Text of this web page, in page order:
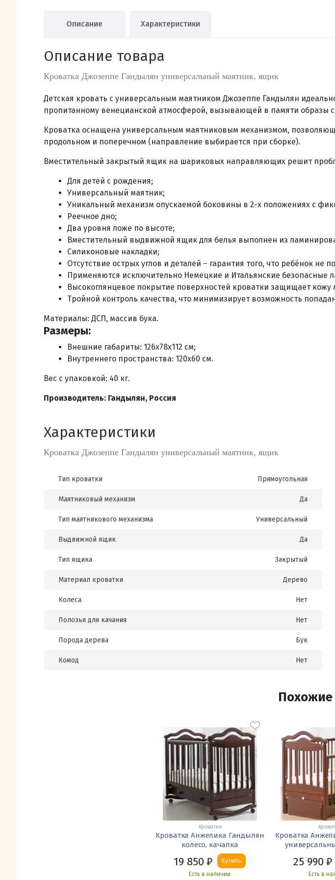
Описание Характеристики
Описание товара
Кроватка Джозеппе Гандылян универсальный маятник, ящик
Детская кровать с универсальным маятником Джозеппе Гандылян
пропитанному венецианской атмосферой, вызывающей в памяти образы
Кроватка оснащена универсальным маятниковым механизмом,
продольном и поперечном (направление выбирается при сборке).
Вместительный закрытый ящик на шариковых направляющих решит
Для детей с рождения;
Универсальный маятник;
Уникальный механизм опускаемой боковины в 2-х положениях с
Реечное дно;
Два уровня ложе по высоте;
Вместительный выдвижной ящик для белья выполнен из
Силиконовые накладки;
Отсутствие острых углов и деталей – гарантия того, что ребёнок не
Применяются исключительно Немецкие и Итальянские безопасные
Высокоглянцевое покрытие поверхностей кроватки защищает
Тройной контроль качества, что минимизирует возможность
Материалы: ДСП, массив бука.
Размеры:
Внешние габариты: 126x78x112 см;
Внутреннего пространства: 120х60 см.
Вес с упаковкой: 40 кг.
Производитель: Гандылян, Россия
Характеристики
Кроватка Джозеппе Гандылян универсальный маятник, ящик
Тип кроватки Прямоугольная
Маятниковый механизм Да
Тип маятникового механизма Универсальный
Выдвижной ящик Да
Тип ящика Закрытый
Материал кроватки Дерево
Колеса Нет
Полозья для качания Нет
Порода дерева Бук
Комод Нет
Кроватки
Кроватка Анжелика Гандылян
колесо, качалка
19 850 ₽ Купить
Есть в наличии
Кроватка
25 990 ₽
Есть в